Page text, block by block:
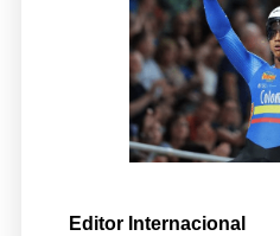
Editor Internacional